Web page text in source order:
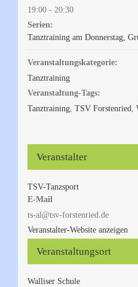
19:00 - 20:30
Serien:
Tanztraining am Donnerstag,
Veranstaltungskategorie:
Tanztraining
Veranstaltung-Tags:
Tanztraining, TSV Forstenried,
Veranstaltungsort
Walliser Schule
Veranstalter
TSV-Tanzsport
E-Mail
ts-al@tsv-forstenried.de
Veranstalter-Website anzeigen